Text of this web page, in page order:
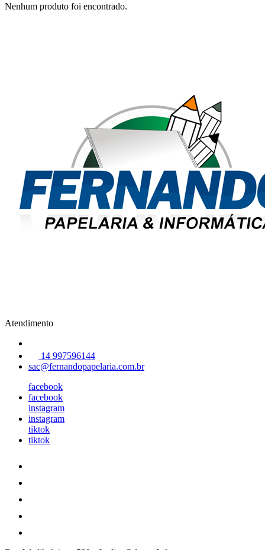
Nenhum produto foi encontrado.
Atendimento
14 997596144
sac@fernandopapelaria.com.br
facebook
facebook
instagram
instagram
tiktok
tiktok